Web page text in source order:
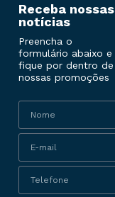
Receba nossas
notícias
Preencha o
formulário abaixo e
fique por dentro de
nossas promoções